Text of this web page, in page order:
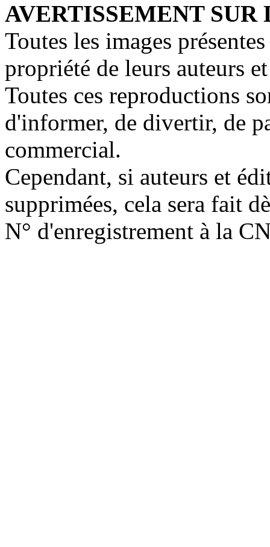
AVERTISSEMENT
Toutes les images
propriété de leurs auteurs
Toutes ces reproductions
d'informer, de divertir, de
commercial.
Cependant, si auteurs et
supprimées, cela sera fait
N° d'enregistrement à la